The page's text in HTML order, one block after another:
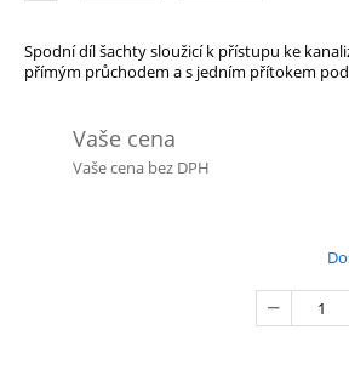
Spodní díl šachty sloužicí k přístupu ke
přímým průchodem a s jedním přítokem
Vaše cena
Vaše cena bez DPH